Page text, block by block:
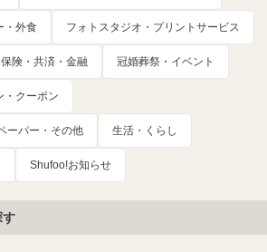
・外食 フォトスタジオ・プリントサービス
保険・共済・金融 冠婚葬祭・イベント
・クーポン
ーパー・その他 生活・くらし
Shufoo!お知らせ
す